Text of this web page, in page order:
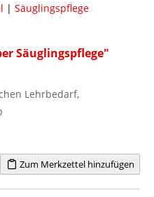
| Säuglingspflege
Säuglingspflege"
Lehrbedarf,
Zum Merkzettel hinzufügen